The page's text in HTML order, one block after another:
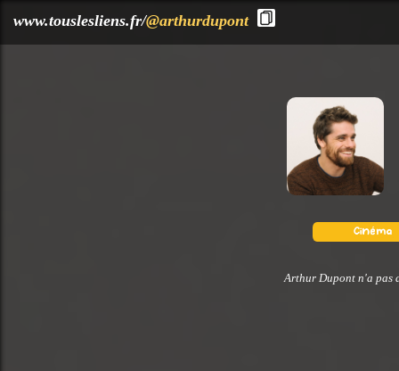
www.touslesliens.fr/@arthurdupont
Arthur Dupont n'a pas